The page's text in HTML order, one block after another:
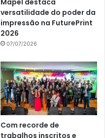
Mapel destaca
versatilidade do poder da
impressão na FuturePrint
2026
07/07/2026
Com recorde de
trabalhos inscritos e